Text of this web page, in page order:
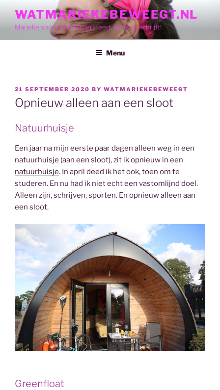
content
WATMARIEKEBEWEEGT.NL
Marieke sport, eet, fotografeert, leeft en schrijft!
Menu
POSTED
ON
21 SEPTEMBER 2020 BY WATMARIEKEBEWEEGT
Opnieuw alleen aan een sloot
Natuurhuisje
Een jaar na mijn eerste paar dagen alleen weg in een
natuurhuisje (aan een sloot), zit ik opnieuw in een
natuurhuisje. In april deed ik het ook, toen om te
studeren. En nu had ik niet echt een vastomlijnd doel.
Alleen zijn, schrijven, sporten. En opnieuw alleen aan
een sloot.
Greenfloat